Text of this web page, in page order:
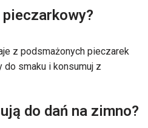
z podsmażonych pieczarek
do smaku i konsumuj z
do dań na zimno?